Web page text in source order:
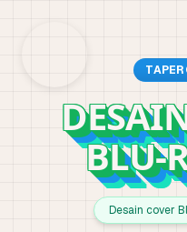
BLU-
Desain cover